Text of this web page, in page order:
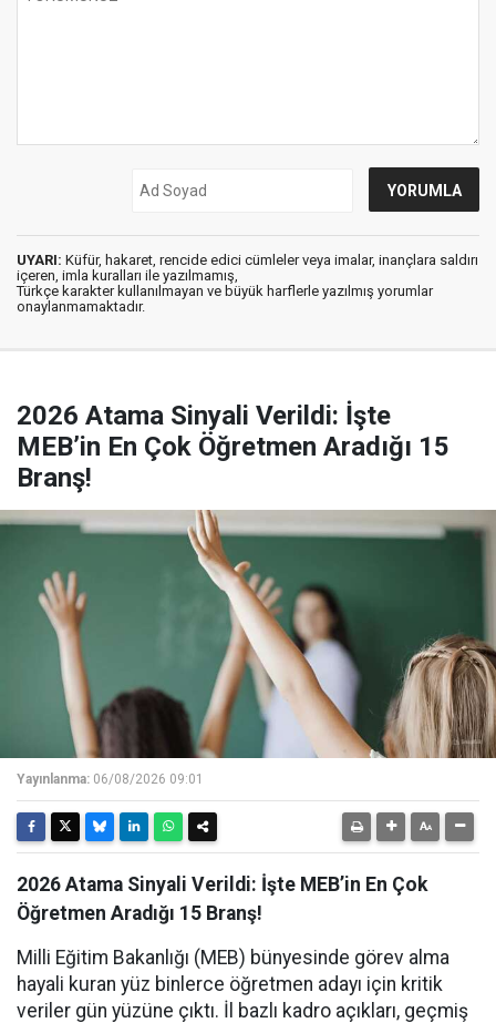
UYARI: Küfür, hakaret, rencide edici cümleler veya imalar, inançlara saldırı
içeren, imla kuralları ile yazılmamış,
Türkçe karakter kullanılmayan ve büyük harflerle yazılmış yorumlar
onaylanmamaktadır.
2026 Atama Sinyali Verildi: İşte
MEB’in En Çok Öğretmen Aradığı 15
Branş!
Yayınlanma: 06/08/2026 09:01
2026 Atama Sinyali Verildi: İşte MEB’in En Çok
Öğretmen Aradığı 15 Branş!
Milli Eğitim Bakanlığı (MEB) bünyesinde görev alma
hayali kuran yüz binlerce öğretmen adayı için kritik
veriler gün yüzüne çıktı. İl bazlı kadro açıkları, geçmiş